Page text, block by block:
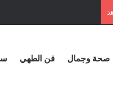
صحة وجمال فن الطهي